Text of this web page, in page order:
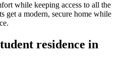
while keeping access to all the
get a modern, secure home while
residence in